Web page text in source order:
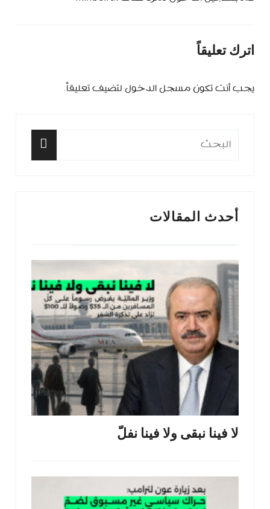
اترك تعليقاً
يجب أنت تكونمسجل الدخول لتضيف تعليقاً.
البحث
أحدث المقالات
لا فينا نبقى ولا فينا نفلّ